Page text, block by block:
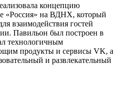
концепцию
«Россия» на ВДНХ, который
взаимодействия гостей
Павильон был построен в
технологичным
продукты и сервисы VK, а
и развлекательный